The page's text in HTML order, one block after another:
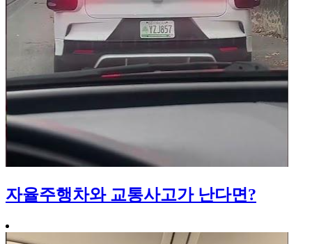
자율주행차와 교통사고가 난다면?